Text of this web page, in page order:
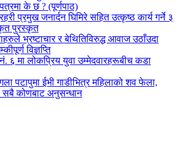
के छ ? (पूर्णपाठ)
प्रमुख जनार्दन घिमिरे सहित उत्कृष्ठ कार्य गर्ने ३
पुरस्कृत
भ्रष्टाचार र बेथितिविरुद्ध आवाज उठाँउदा
विज्ञप्ति
६ मा लोकप्रिय युवा उम्मेदवारहरूबीच कडा
पटापुमा ईभी गाडीभित्र महिलाको शव फेला,
सबै कोणबाट अनुसन्धान